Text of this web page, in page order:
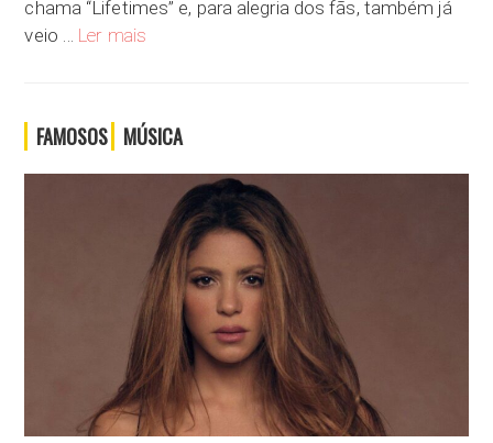
chama “Lifetimes” e, para alegria dos fãs, também já
veio … Ler mais
FAMOSOS MÚSICA